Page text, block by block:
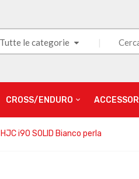
Tutte le categorie
CROSS/ENDURO ACCESSORI
i90 SOLID Bianco perla